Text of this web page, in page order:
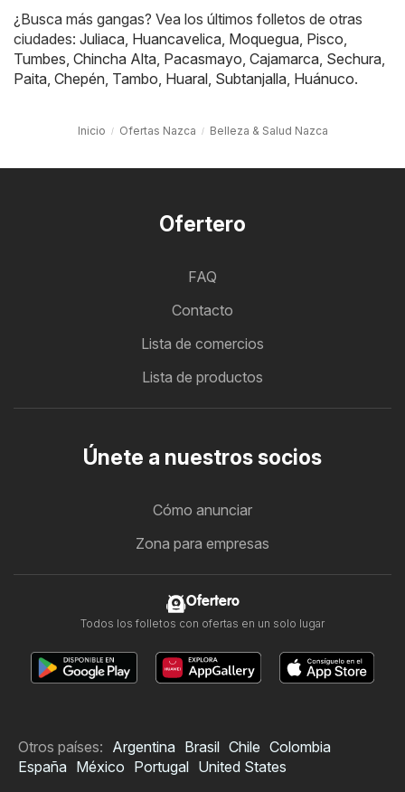
¿Busca más gangas? Vea los últimos folletos de otras
ciudades: Juliaca Huancavelica Moquegua Pisco
Tumbes Chincha Alta Pacasmayo Cajamarca Sechura
Paita Chepén Tambo Huaral Subtanjalla Huánuco.
Inicio Ofertas Nazca Belleza & Salud Nazca
Ofertero
FAQ
Contacto
Lista de comercios
Lista de productos
Únete a nuestros socios
Cómo anunciar
Zona para empresas
Ofertero
Todos los folletos con ofertas en un solo lugar
Otros países: Argentina Brasil Chile Colombia
España México Portugal United States